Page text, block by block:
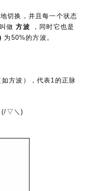
切换，并且每一个状态
叫做方波 ，同时它也是
为50%的方波。
方波），代表1的正脉
(/▽＼)